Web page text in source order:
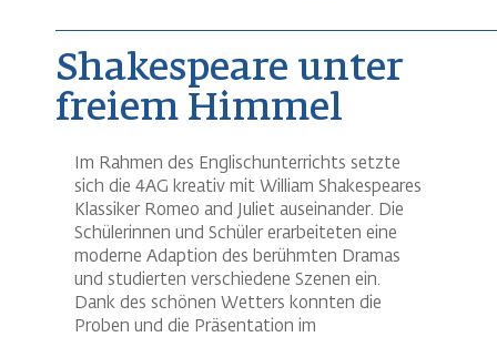
Shakespeare unter
freiem Himmel
Im Rahmen des Englischunterrichts setzte
sich die 4AG kreativ mit William Shakespeares
Klassiker Romeo and Juliet auseinander. Die
Schülerinnen und Schüler erarbeiteten eine
moderne Adaption des berühmten Dramas
und studierten verschiedene Szenen ein.
Dank des schönen Wetters konnten die
Proben und die Präsentation im